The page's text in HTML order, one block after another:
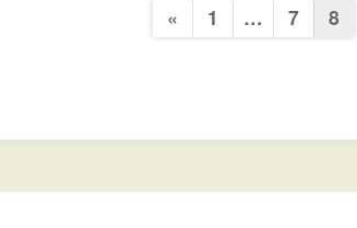
Σελιδοποίηση
Previous
« 1 … 7 8